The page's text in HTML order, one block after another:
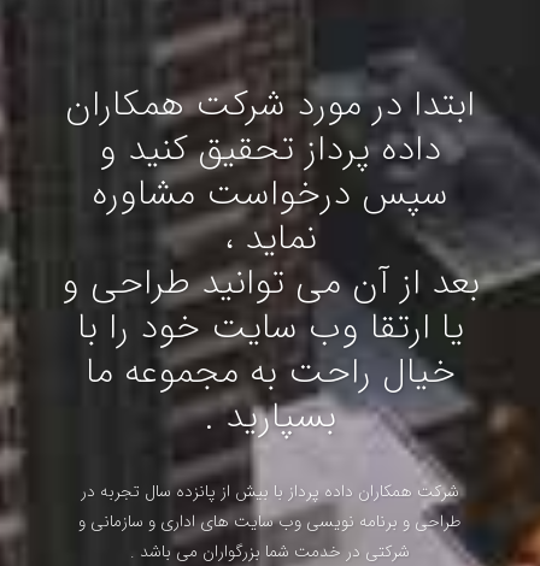
ابتدا در مورد شرکت همکاران
داده پرداز تحقیق کنید و
سپس درخواست مشاوره
نماید ،
بعد از آن می توانید طراحی و
یا ارتقا وب سایت خود را با
خیال راحت به مجموعه ما
بسپارید .
شرکت همکاران داده پرداز با بیش از پانزده سال تجربه در
طراحی و برنامه نویسی وب سایت های اداری و سازمانی و
شرکتی در خدمت شما بزرگواران می باشد .